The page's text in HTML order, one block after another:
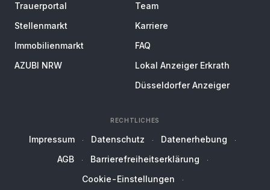
Trauerportal
Stellenmarkt
Immobilienmarkt
AZUBI NRW
Team
Karriere
FAQ
Lokal Anzeiger Erkrath
Düsseldorfer Anzeiger
RECHTLICHES
Impressum Datenschutz
Datenerhebung
AGB
Barrierefreiheitserklärung
Cookie-Einstellungen